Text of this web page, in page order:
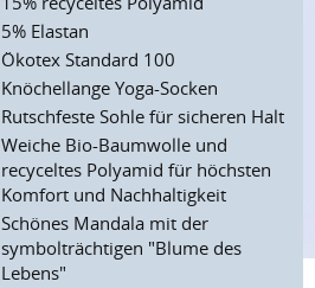
5% Elastan
Ökotex Standard 100
Knöchellange Yoga-Socken
Rutschfeste Sohle für sicheren Halt
Weiche Bio-Baumwolle und
recyceltes Polyamid für höchsten
Komfort und Nachhaltigkeit
Schönes Mandala mit der
symbolträchtigen "Blume des
Lebens"